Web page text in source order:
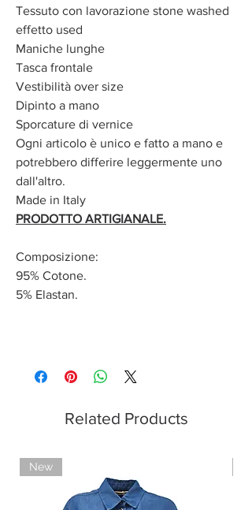
Tessuto con lavorazione stone washed
effetto used
Maniche lunghe
Tasca frontale
Vestibilità over size
Dipinto a mano
Sporcature di vernice
Ogni articolo è unico e fatto a mano e
potrebbero differire leggermente uno
dall'altro.
Made in Italy
PRODOTTO ARTIGIANALE.
Composizione:
95% Cotone.
5% Elastan.
Related Products
New